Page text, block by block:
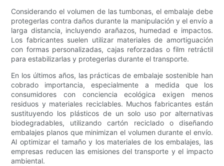
Considerando el volumen de las tumbonas, el embalaje debe
protegerlas contra daños durante la manipulación y el envío a
larga distancia, incluyendo arañazos, humedad e impactos.
Los fabricantes suelen utilizar materiales de amortiguación
con formas personalizadas, cajas reforzadas o film retráctil
para estabilizarlas y protegerlas durante el transporte.
En los últimos años, las prácticas de embalaje sostenible han
cobrado importancia, especialmente a medida que los
consumidores con conciencia ecológica exigen menos
residuos y materiales reciclables. Muchos fabricantes están
sustituyendo los plásticos de un solo uso por alternativas
biodegradables, utilizando cartón reciclado o diseñando
embalajes planos que minimizan el volumen durante el envío.
Al optimizar el tamaño y los materiales de los embalajes, las
empresas reducen las emisiones del transporte y el impacto
ambiental.